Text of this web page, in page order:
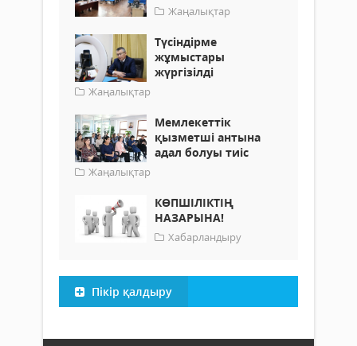
Жаңалықтар
Түсіндірме
жұмыстары
жүргізілді
Жаңалықтар
Мемлекеттік
қызметші антына
адал болуы тиіс
Жаңалықтар
КӨПШІЛІКТІҢ
НАЗАРЫНА!
Хабарландыру
Пікір қалдыру